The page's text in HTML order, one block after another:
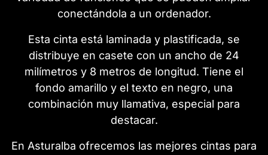
conectándola a un ordenador.
Esta cinta está laminada y plastificada, se
distribuye en casete con un ancho de 24
milímetros y 8 metros de longitud. Tiene el
fondo amarillo y el texto en negro, una
combinación muy llamativa, especial para
destacar.
En Asturalba ofrecemos las mejores cintas para